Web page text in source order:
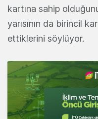
kartına sahip
yarısının da birincil
ettiklerini söylüyor.